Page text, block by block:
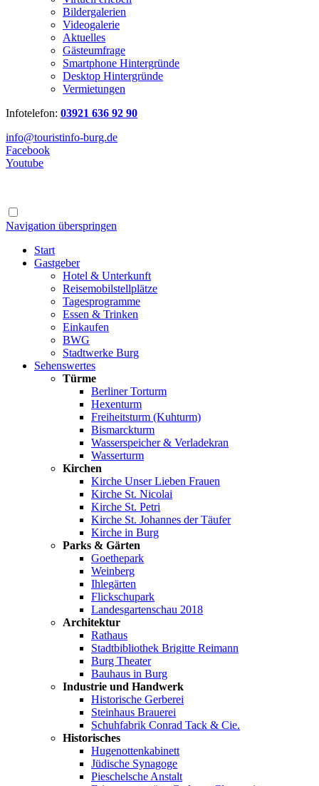
Bildergalerien
Videogalerie
Aktuelles
Gästeumfrage
Smartphone Hintergründe
Desktop Hintergründe
Vermietungen
Infotelefon: 03921 636 92 90
info@touristinfo-burg.de
Facebook
Youtube
Navigation überspringen
Start
Gastgeber
Hotel & Unterkunft
Reisemobilstellplätze
Tagesprogramme
Essen & Trinken
Einkaufen
BWG
Stadtwerke Burg
Sehenswertes
Türme
Berliner Torturm
Hexenturm
Freiheitsturm (Kuhturm)
Bismarckturm
Wasserspeicher & Verladekran
Wasserturm
Kirchen
Kirche Unser Lieben Frauen
Kirche St. Nicolai
Kirche St. Petri
Kirche St. Johannes der Täufer
Kirche in Burg
Parks & Gärten
Goethepark
Weinberg
Ihlegärten
Flickschupark
Landesgartenschau 2018
Architektur
Rathaus
Stadtbibliothek Brigitte Reimann
Burg Theater
Bauhaus in Burg
Industrie und Handwerk
Historische Gerberei
Steinhaus Brauerei
Schuhfabrik Conrad Tack & Cie.
Historisches
Hugenottenkabinett
Jüdische Synagoge
Pieschelsche Anstalt